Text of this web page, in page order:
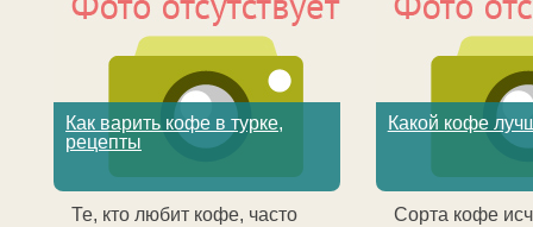
Как варить кофе в турке,
рецепты
Те, кто любит кофе, часто
Какой кофе
Сорта кофе